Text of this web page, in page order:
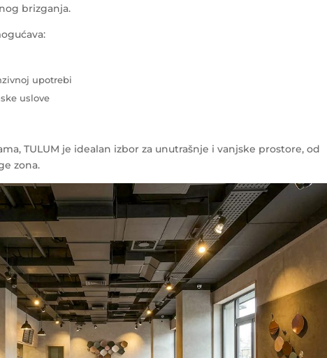
brizganja.
upotrebi
uslove
TULUM je idealan izbor za unutrašnje i vanjske prostore, od
zona.